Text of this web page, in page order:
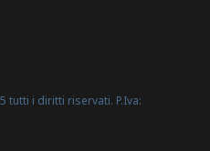
tutti i diritti riservati. P.Iva: